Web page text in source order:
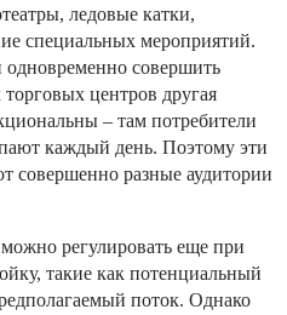
ледовые катки,
специальных мероприятий.
одновременно совершить
центров другая
– там потребители
каждый день. Поэтому эти
совершенно разные аудитории
регулировать еще при
такие как потенциальный
поток. Однако